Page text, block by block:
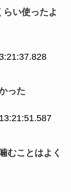
い使ったよ
った
むことはよく